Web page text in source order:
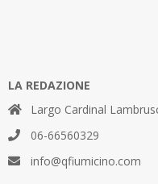
LA REDAZIONE
Largo Cardinal
06-66560329
info@qfiumicino.com